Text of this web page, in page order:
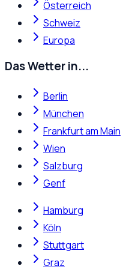
Österreich
Schweiz
Europa
Das Wetter in...
Berlin
München
Frankfurt am Main
Wien
Salzburg
Genf
Hamburg
Köln
Stuttgart
Graz